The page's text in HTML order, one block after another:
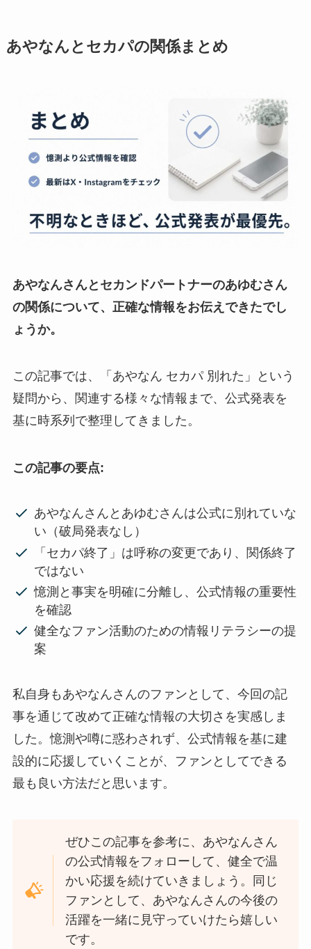
あやなんとセカパの関係まとめ
あやなんさんとセカンドパートナーのあゆむさん
の関係について、正確な情報をお伝えできたでし
ょうか。
この記事では、「あやなん セカパ 別れた」という
疑問から、関連する様々な情報まで、公式発表を
基に時系列で整理してきました。
この記事の要点:
あやなんさんとあゆむさんは公式に別れていな
い（破局発表なし）
「セカパ終了」は呼称の変更であり、関係終了
ではない
憶測と事実を明確に分離し、公式情報の重要性
を確認
健全なファン活動のための情報リテラシーの提
案
私自身もあやなんさんのファンとして、今回の記
事を通じて改めて正確な情報の大切さを実感しま
した。憶測や噂に惑わされず、公式情報を基に建
設的に応援していくことが、ファンとしてできる
最も良い方法だと思います。
ぜひこの記事を参考に、あやなんさん
の公式情報をフォローして、健全で温
かい応援を続けていきましょう。同じ
ファンとして、あやなんさんの今後の
活躍を一緒に見守っていけたら嬉しい
です。